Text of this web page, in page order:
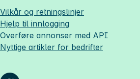
Vilkår og retningslinjer
Hjelp til innlogging
Overføre annonser med API
Nyttige artikler for bedrifter